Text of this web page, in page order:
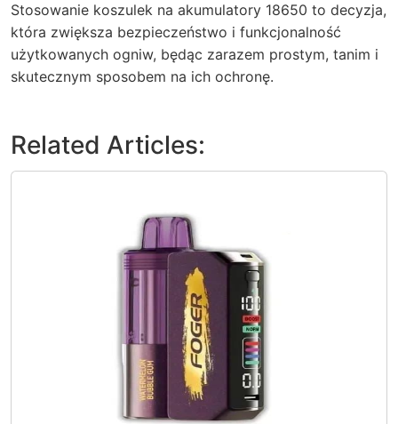
Stosowanie koszulek na akumulatory 18650 to decyzja,
która zwiększa bezpieczeństwo i funkcjonalność
użytkowanych ogniw, będąc zarazem prostym, tanim i
skutecznym sposobem na ich ochronę.
Related Articles: